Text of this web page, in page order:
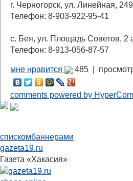
г. Черногорск, ул. Линейная,
Телефон: 8-903-922-95-41
с. Бея, ул. Площадь Советов, 2
Телефон: 8-913-056-87-57
мне нравится 485 |
comments powered by
спискомбаннерами
gazeta19.ru
Газета «Хакасия»